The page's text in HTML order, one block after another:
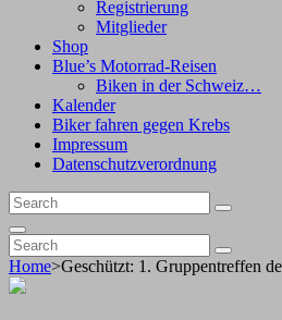
Registrierung
Mitglieder
Shop
Blue’s Motorrad-Reisen
Biken in der Schweiz…
Kalender
Biker fahren gegen Krebs
Impressum
Datenschutzverordnung
Search
for:
Search
Search
Search
for:
Search
Home>Geschützt: 1. Gruppentreffen